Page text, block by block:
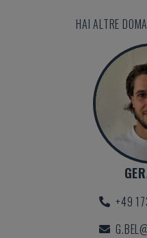
HAI ALTRE
+49